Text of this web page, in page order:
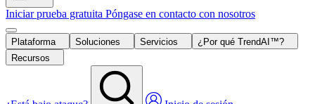
Iniciar prueba gratuita Póngase en contacto con nosotros
Plataforma Soluciones Servicios
¿Por qué TrendAI™?
Recursos